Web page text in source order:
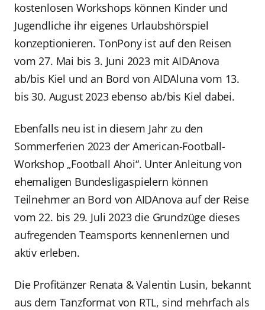
kostenlosen Workshops können Kinder und
Jugendliche ihr eigenes Urlaubshörspiel
konzeptionieren. TonPony ist auf den Reisen
vom 27. Mai bis 3. Juni 2023 mit AIDAnova
ab/bis Kiel und an Bord von AIDAluna vom 13.
bis 30. August 2023 ebenso ab/bis Kiel dabei.
Ebenfalls neu ist in diesem Jahr zu den
Sommerferien 2023 der American-Football-
Workshop „Football Ahoi“. Unter Anleitung von
ehemaligen Bundesligaspielern können
Teilnehmer an Bord von AIDAnova auf der Reise
vom 22. bis 29. Juli 2023 die Grundzüge dieses
aufregenden Teamsports kennenlernen und
aktiv erleben.
Die Profitänzer Renata & Valentin Lusin, bekannt
aus dem Tanzformat von RTL, sind mehrfach als